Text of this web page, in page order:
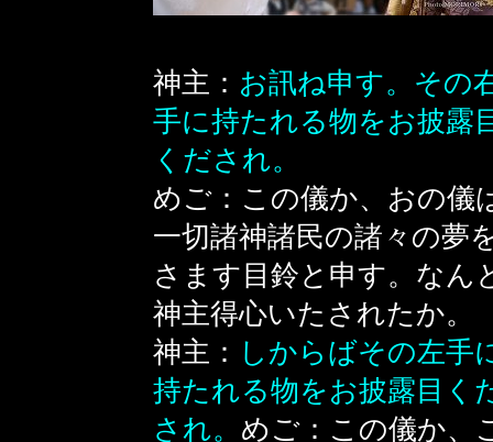
神主： お訊ね申す。その
手に持たれる物をお披露
くだされ。
めご：この儀か、おの儀
一切諸神諸民の諸々の夢
さます目鈴と申す。なん
神主得心いたされたか。
神主： しからばその左手
持たれる物をお披露目く
され。 めご：この儀か、